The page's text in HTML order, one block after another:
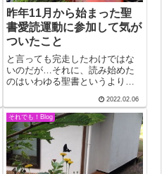
昨年11月から始まった聖
書愛読運動に参加して気が
ついたこと
と言っても完走したわけではな
いのだが…それに、読み始めた
のはいわゆる聖書というよりは
前紹介した”ガリラヤのイエシュ
ー”。完走者が教区報に次々と発
表されているが、読了した皆さ
んに是非勧めたい。とくに、ヨ
ハネ17章は...
2022.02.06
それでも！Blog